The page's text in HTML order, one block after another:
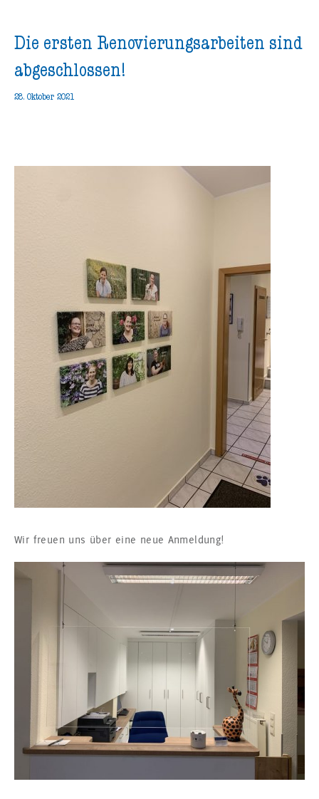
Die ersten Renovierungsarbeiten sind
abgeschlossen!
28. Oktober 2021
Wir freuen uns über eine neue Anmeldung!